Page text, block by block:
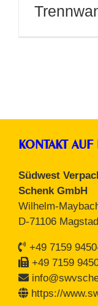
KONTAKT
Südwest
Schenk GmbH
Wilhelm-
D-71106
+49 7159
+49 7159
https://